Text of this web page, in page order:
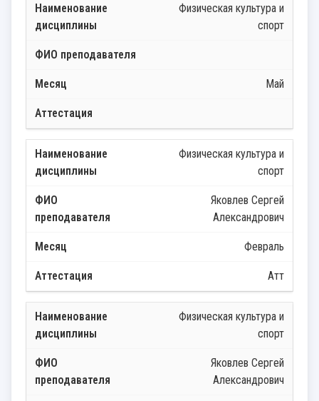
Физическая культура и
спорт
Май
Физическая культура и
спорт
Яковлев Сергей
Александрович
Февраль
Атт
Физическая культура и
спорт
Яковлев Сергей
Александрович